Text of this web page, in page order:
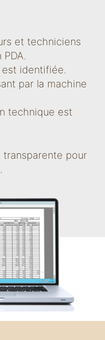
et techniciens
PDA.
est identifiée.
par la machine
technique est
pour